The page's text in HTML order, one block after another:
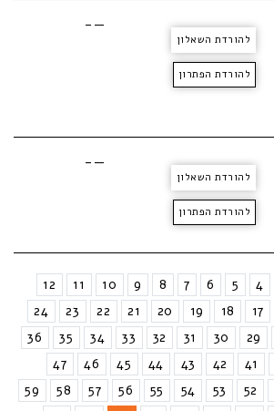
להורדת השאלון
להורדת הפתרון
—-
להורדת השאלון
להורדת הפתרון
—-
4
5
6
7
8
9
10
11
12
17
18
19
20
21
22
23
24
29
30
31
32
33
34
35
36
41
42
43
44
45
46
47
52
53
54
55
56
57
58
59